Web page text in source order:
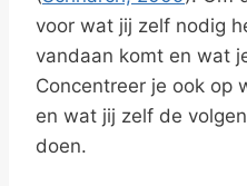
voor wat jij zelf nodig
vandaan komt en wat
Concentreer je ook op
en wat jij zelf de
doen.